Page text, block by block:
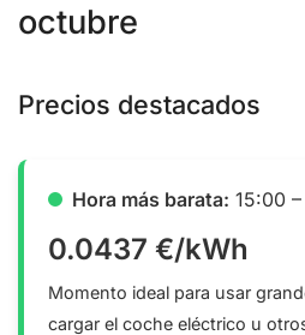
octubre
Precios destacados
Hora más barata: 15:00
0.0437 €/kWh
Momento ideal para usar
cargar el coche eléctrico u